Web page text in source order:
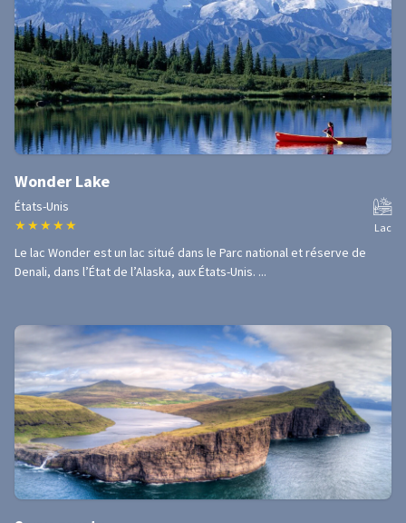
Wonder Lake
États-Unis
★ ★ ★ ★ ★ Lac
Le lac Wonder est un lac situé dans le Parc national et réserve de
Denali, dans l’État de l’Alaska, aux États-Unis. ...